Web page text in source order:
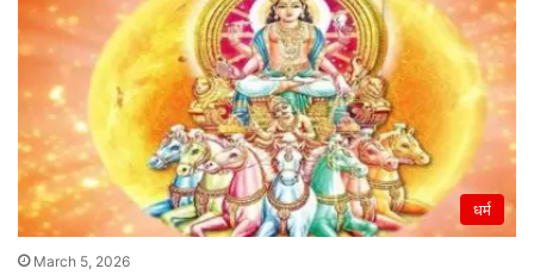
धर्म
March 5, 2026